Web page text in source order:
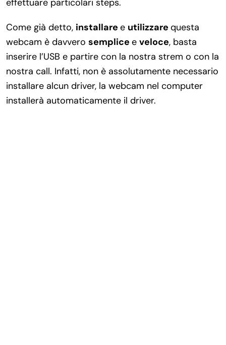
effettuare particolari steps.
Come già detto, installare e utilizzare questa
webcam è davvero semplice e veloce, basta
inserire l’USB e partire con la nostra strem o con la
nostra call. Infatti, non è assolutamente necessario
installare alcun driver, la webcam nel computer
installerà automaticamente il driver.